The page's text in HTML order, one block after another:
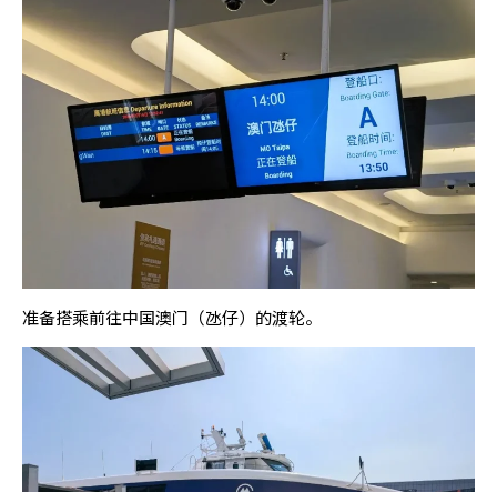
准备搭乘前往中国澳门（氹仔）的渡轮。